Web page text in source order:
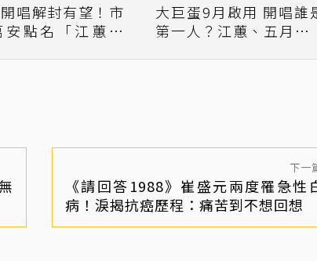
唱解封有望！市
安點名「江蕙復
大巨蛋9月啟用 開唱誰
第一人？江蕙、五月天都
下一
《請回答1988》崔盛元兩度罹急性
病！淚揭抗癌歷程：痛苦到不想回想